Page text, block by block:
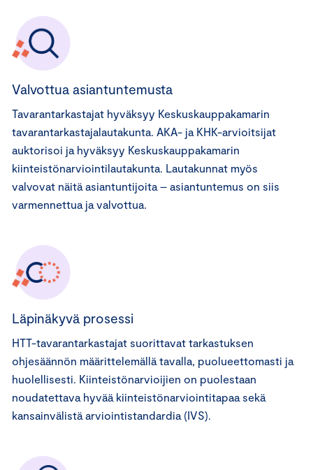
Valvottua asiantuntemusta
Tavarantarkastajat hyväksyy Keskuskauppakamarin
tavarantarkastajalautakunta. AKA- ja KHK-arvioitsijat
auktorisoi ja hyväksyy Keskuskauppakamarin
kiinteistönarviointilautakunta. Lautakunnat myös
valvovat näitä asiantuntijoita – asiantuntemus on siis
varmennettua ja valvottua.
Läpinäkyvä prosessi
HTT-tavarantarkastajat suorittavat tarkastuksen
ohjesäännön määrittelemällä tavalla, puolueettomasti ja
huolellisesti. Kiinteistönarvioijien on puolestaan
noudatettava hyvää kiinteistönarviointitapaa sekä
kansainvälistä arviointistandardia (IVS).